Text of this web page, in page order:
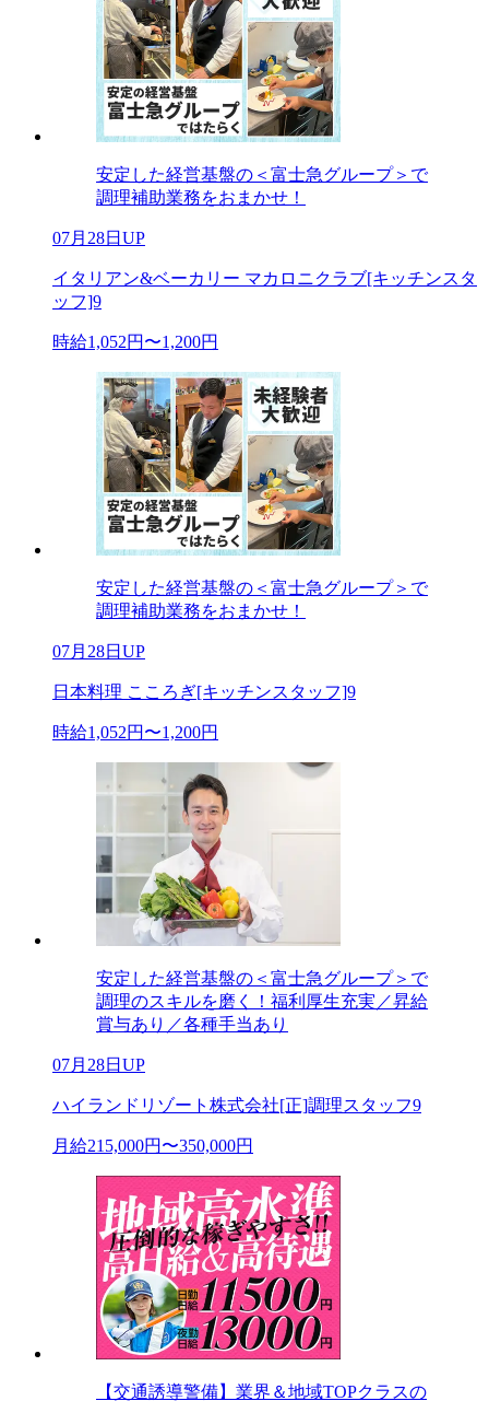
安定した経営基盤の＜富士急グループ＞で
調理補助業務をおまかせ！
07月28日UP
イタリアン&ベーカリー マカロニクラブ[キッチンスタ
ッフ]9
時給1,052円〜1,200円
安定した経営基盤の＜富士急グループ＞で
調理補助業務をおまかせ！
07月28日UP
日本料理 こころぎ[キッチンスタッフ]9
時給1,052円〜1,200円
安定した経営基盤の＜富士急グループ＞で
調理のスキルを磨く！福利厚生充実／昇給
賞与あり／各種手当あり
07月28日UP
ハイランドリゾート株式会社[正]調理スタッフ9
月給215,000円〜350,000円
【交通誘導警備】業界＆地域TOPクラスの